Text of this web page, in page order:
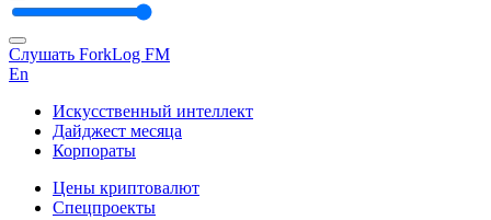
Слушать ForkLog FM
En
Искусственный интеллект
Дайджест месяца
Корпораты
Цены криптовалют
Спецпроекты